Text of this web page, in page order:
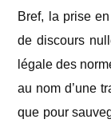
Bref, la prise
de discours
légale des
au nom d’une
que pour